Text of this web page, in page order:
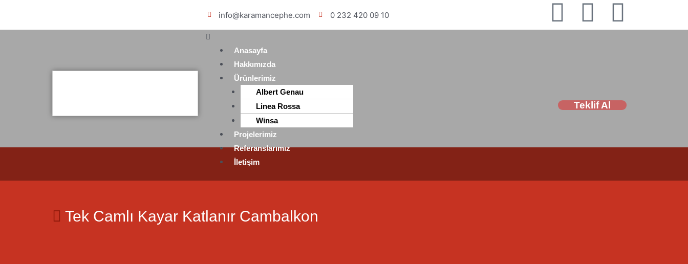
info@karamancephe.com 0 232 420 09 10
Anasayfa
Hakkımızda
Ürünlerimiz
Albert Genau
Linea Rossa
Winsa
Projelerimiz
Referanslarımız
İletişim
Teklif Al
Tek Camlı Kayar Katlanır Cambalkon